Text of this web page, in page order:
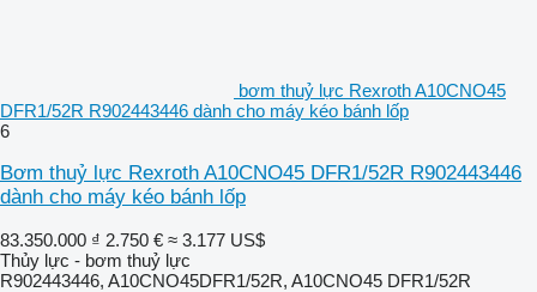
bơm thuỷ lực Rexroth A10CNO45
DFR1/52R R902443446 dành cho máy kéo bánh lốp
6
Bơm thuỷ lực Rexroth A10CNO45 DFR1/52R R902443446
dành cho máy kéo bánh lốp
83.350.000 ₫ 2.750 € ≈ 3.177 US$
Thủy lực - bơm thuỷ lực
R902443446, A10CNO45DFR1/52R, A10CNO45 DFR1/52R